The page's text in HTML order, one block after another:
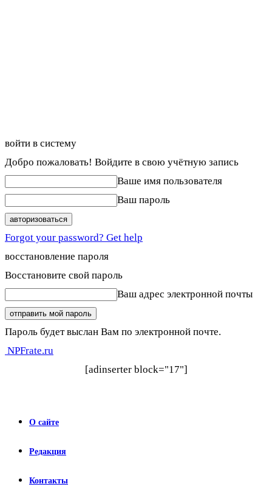
войти в систему
Добро пожаловать! Войдите в свою учётную запись
Ваше имя пользователя
Ваш пароль
Forgot your password? Get help
восстановление пароля
Восстановите свой пароль
Ваш адрес электронной почты
Пароль будет выслан Вам по электронной почте.
NPFrate.ru
[adinserter block="17"]
О сайте
Редакция
Контакты